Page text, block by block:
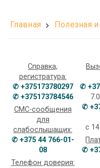
Главная Полезная
Справка,
регистратура:
✆ +375173780297
✆ +375173784546
СМС-сообщения
для
слабослышащих:
✆ +375 44 766-01-
08
Телефон доверия:
✆
✆
с
✆